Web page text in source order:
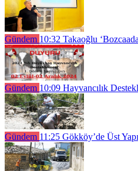
Gündem 10:32 Takaoğlu
Gündem 10:09 Hayvancılık
Gündem 11:25 Gökköy’de Üst